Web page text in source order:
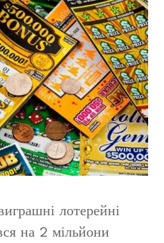
лотерейні
на 2 мільйони